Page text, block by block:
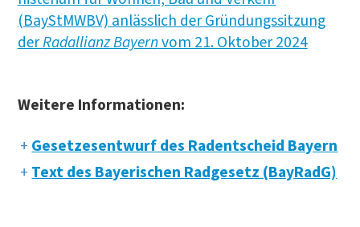
(BayStMWBV) anläss­lich der Grün­dungs­sit­zung
derRad­al­li­anz Bay­ernvom 21. Okto­ber 2024
Wei­te­re Informationen:
Geset­zes­ent­wurf des Radent­scheid Bayern
Text des Baye­ri­schen Rad­ge­setz (Bay­RadG)